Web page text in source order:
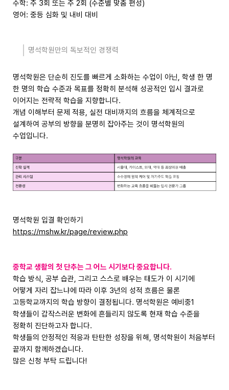
수학: 주 3회 또는 주 2회 (수준별 맞춤 편성)
영어: 중등 심화 및 내비 대비
명석학원만의 독보적인 경쟁력
명석학원은 단순히 진도를 빠르게 소화하는 수업이 아닌, 학생 한 명
한 명의 학습 수준과 목표를 정확히 분석해 성공적인 입시 결과로
이어지는 전략적 학습을 지향합니다.
개념 이해부터 문제 적용, 실전 대비까지의 흐름을 체계적으로
설계하여 공부의 방향을 분명히 잡아주는 것이 명석학원의
수업입니다.
명석학원 입결 확인하기
https://mshw.kr/page/review.php
중학교 생활의 첫 단추는 그 어느 시기보다 중요합니다.
학습 방식, 공부 습관, 그리고 스스로 배우는 태도가 이 시기에
어떻게 자리 잡느냐에 따라 이후 3년의 성적 흐름은 물론
고등학교까지의 학습 방향이 결정됩니다. 명석학원은 예비중1
학생들이 갑작스러운 변화에 흔들리지 않도록 현재 학습 수준을
정확히 진단하고자 합니다.
학생들의 안정적인 적응과 탄탄한 성장을 위해, 명석학원이 처음부터
끝까지 함께하겠습니다.
많은 신청 부탁 드립니다!